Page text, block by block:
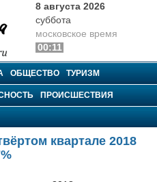
8 августа 2026
суббота
московское время
00:11
ОБЩЕСТВО ТУРИЗМ
ПРОИСШЕСТВИЯ
квартале 2018